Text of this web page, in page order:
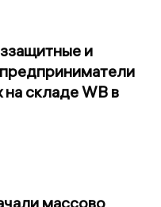
и
на складе WB в
массово